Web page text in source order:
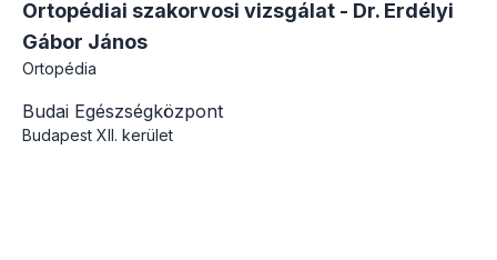
Ortopédiai szakorvosi vizsgálat - Dr. Erdélyi
Gábor János
Ortopédia
Budai Egészségközpont
Budapest XII. kerület